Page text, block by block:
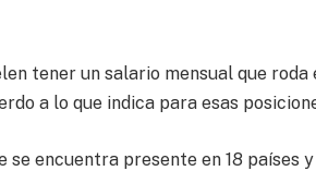
tener un salario mensual que
a lo que indica para esas
se encuentra presente en 18 países